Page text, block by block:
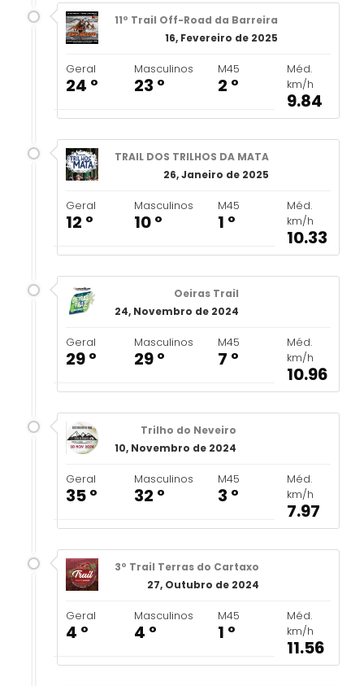
11º Trail Off-Road da Barreira
16, Fevereiro de 2025
Geral
24 º
Masculinos
23 º
M45
2 º
Méd.
km/h
9.84
TRAIL DOS TRILHOS DA MATA
26, Janeiro de 2025
Geral
12 º
Masculinos
10 º
M45
1 º
Méd.
km/h
10.33
Oeiras Trail
24, Novembro de 2024
Geral
29 º
Masculinos
29 º
M45
7 º
Méd.
km/h
10.96
Trilho do Neveiro
10, Novembro de 2024
Geral
35 º
Masculinos
32 º
M45
3 º
Méd.
km/h
7.97
3º Trail Terras do Cartaxo
27, Outubro de 2024
Geral
4 º
Masculinos
4 º
M45
1 º
Méd.
km/h
11.56